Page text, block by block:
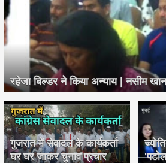
रहेजा बिल्डर ने किया अन्याय | नसीम
गुजरात में सेवादल के कार्यकर्ता
घर घर जाकर चुनाव प्रचार